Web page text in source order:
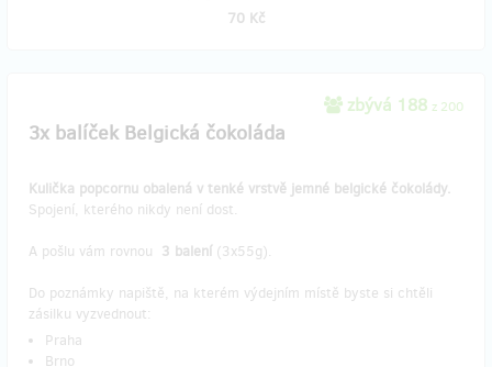
70 Kč
zbývá 188 z 200
3x balíček Belgická čokoláda
Kulička popcornu obalená v tenké vrstvě jemné belgické čokolády.
Spojení, kterého nikdy není dost.
A pošlu vám rovnou 3 balení (3x55g).
Do poznámky napiště, na kterém výdejním místě byste si chtěli
zásilku vyzvednout:
Praha
Brno